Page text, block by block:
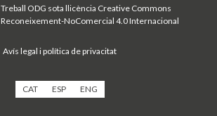
Treball ODG sota llicència Creative Commons
Reconeixement-NoComercial 4.0 Internacional
Avís legal i política de privacitat
CAT ESP ENG